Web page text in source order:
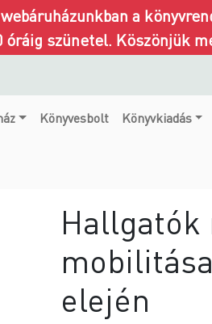
a
óráig szünetel. Köszönjük
Könyvesbolt Könyvkiadás
Hallgatók
elején